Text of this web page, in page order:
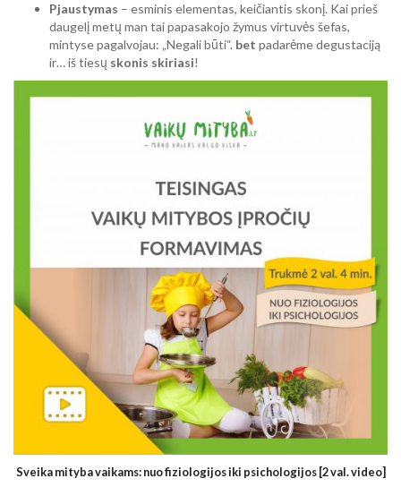
Pjaustymas – esminis elementas, keičiantis skonį. Kai prieš
daugelį metų man tai papasakojo žymus virtuvės šefas,
mintyse pagalvojau: „Negali būti“. bet padarėme degustaciją
ir… iš tiesų skonis skiriasi!
Sveika mityba vaikams: nuo fiziologijos iki psichologijos [2 val. video]